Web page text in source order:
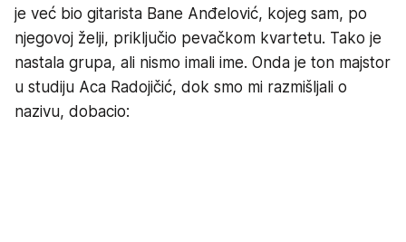
je već bio gitarista Bane Anđelović, kojeg sam, po
njegovoj želji, priključio pevačkom kvartetu. Tako je
nastala grupa, ali nismo imali ime. Onda je ton majstor
u studiju Aca Radojičić, dok smo mi razmišljali o
nazivu, dobacio: